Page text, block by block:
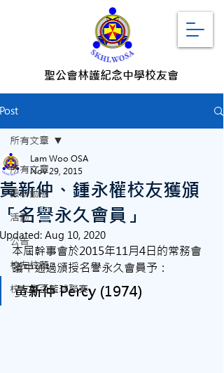
聖公會林護紀念中學校友會
Post
所有文章
最新動態
活動
公告
校友校董
校友會盃籃球聯賽
所有文章
黃新仲、鍾永權校友獲頒
「名譽永久會員」
Lam Woo OSA
Nov 29, 2015
Updated: Aug 10, 2020
本屆幹事會於2015年11月4日的常務會
議中通過頒授名譽永久會員予：
黃新仲 Percy (1974)